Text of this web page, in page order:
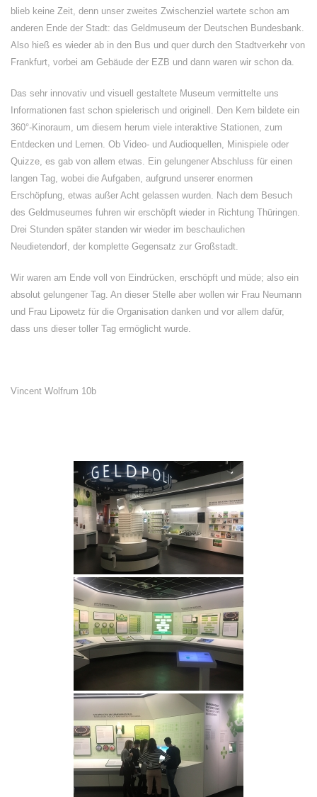
blieb keine Zeit, denn unser zweites Zwischenziel wartete schon am
anderen Ende der Stadt: das Geldmuseum der Deutschen Bundesbank.
Also hieß es wieder ab in den Bus und quer durch den Stadtverkehr von
Frankfurt, vorbei am Gebäude der EZB und dann waren wir schon da.
Das sehr innovativ und visuell gestaltete Museum vermittelte uns
Informationen fast schon spielerisch und originell. Den Kern bildete ein
360°-Kinoraum, um diesem herum viele interaktive Stationen, zum
Entdecken und Lernen. Ob Video- und Audioquellen, Minispiele oder
Quizze, es gab von allem etwas. Ein gelungener Abschluss für einen
langen Tag, wobei die Aufgaben, aufgrund unserer enormen
Erschöpfung, etwas außer Acht gelassen wurden. Nach dem Besuch
des Geldmuseumes fuhren wir erschöpft wieder in Richtung Thüringen.
Drei Stunden später standen wir wieder im beschaulichen
Neudietendorf, der komplette Gegensatz zur Großstadt.
Wir waren am Ende voll von Eindrücken, erschöpft und müde; also ein
absolut gelungener Tag. An dieser Stelle aber wollen wir Frau Neumann
und Frau Lipowetz für die Organisation danken und vor allem dafür,
dass uns dieser toller Tag ermöglicht wurde.
Vincent Wolfrum 10b